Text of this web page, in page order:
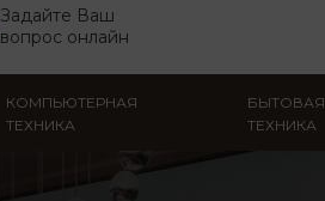
Задайте Ваш
вопрос онлайн
КОМПЬЮТЕРНАЯ
ТЕХНИКА
БЫТОВАЯ
ТЕХНИКА